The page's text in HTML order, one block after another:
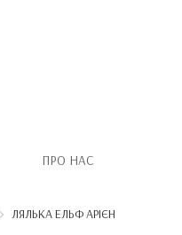
ПРО НАС
ЛЯЛЬКА ЕЛЬФ АРІЄН